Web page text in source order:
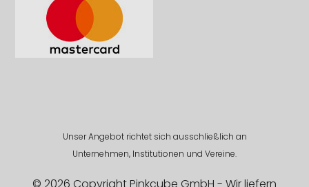
Unser Angebot richtet sich ausschließlich an
Unternehmen, Institutionen und Vereine.